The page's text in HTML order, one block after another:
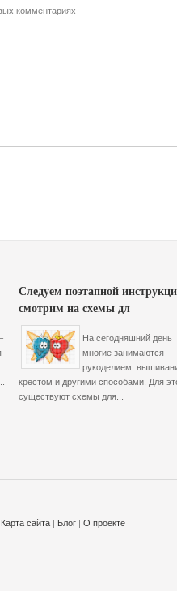
комментариях
Следуем поэтапной
смотрим на схемы дл
На сегодняшний день
многие занимаются
рукоделием:
крестом и другими способами. Для
существуют схемы для...
Карта сайта | Блог | О проекте